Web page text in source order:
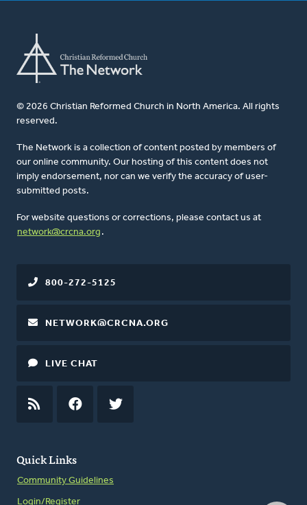
© 2026 Christian Reformed Church in North America. All rights
reserved.
The Network is a collection of content posted by members of
our online community. Our hosting of this content does not
imply endorsement, nor can we verify the accuracy of user-
submitted posts.
For website questions or corrections, please contact us at
network@crcna.org .
Quick Links
Community Guidelines
Login/Register
800-272-5125
NETWORK@CRCNA.ORG
LIVE CHAT